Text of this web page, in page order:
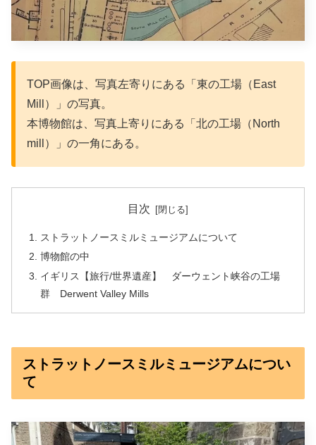
TOP画像は、写真左寄りにある「東の工場（East
Mill）」の写真。
本博物館は、写真上寄りにある「北の工場（North
mill）」の一角にある。
目次
ストラットノースミルミュージアムについて
博物館の中
イギリス【旅行/世界遺産】 ダーウェント峡谷の工場
群 Derwent Valley Mills
ストラットノースミルミュージアムについ
て